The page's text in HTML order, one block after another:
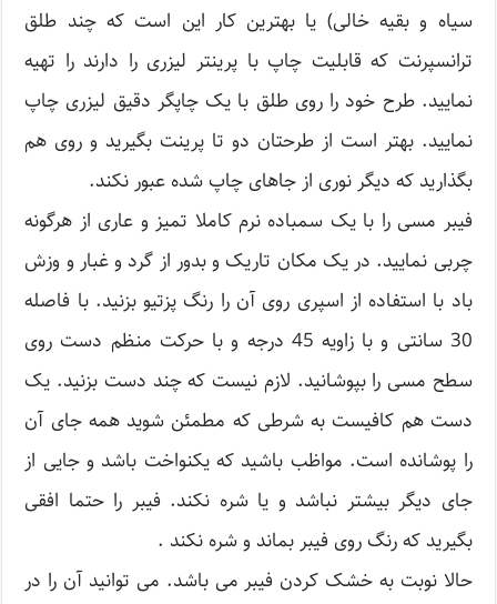
سیاه و بقیه خالی) یا بهترین کار این است که چند طلق
ترانسپرنت که قابلیت چاپ با پرینتر لیزری را دارند را تهیه
نمایید. طرح خود را روی طلق با یک چاپگر دقیق لیزری چاپ
نمایید. بهتر است از طرحتان دو تا پرینت بگیرید و روی هم
بگذارید که دیگر نوری از جاهای چاپ شده عبور نکند.
فیبر مسی را با یک سمباده نرم کاملا تمیز و عاری از هرگونه
چربی نمایید. در یک مکان تاریک و بدور از گرد و غبار و وزش
باد با استفاده از اسپری روی آن را رنگ پزتیو بزنید. با فاصله
30 سانتی و با زاویه 45 درجه و با حرکت منظم دست روی
سطح مسی را بپوشانید. لازم نیست که چند دست بزنید. یک
دست هم کافیست به شرطی که مطمئن شوید همه جای آن
را پوشانده است. مواظب باشید که یکنواخت باشد و جایی از
جای دیگر بیشتر نباشد و یا شره نکند. فیبر را حتما افقی
بگیرید که رنگ روی فیبر بماند و شره نکند .
حالا نوبت به خشک کردن فیبر می باشد. می توانید آن را در